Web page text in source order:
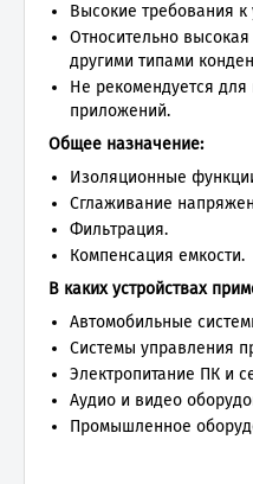
Высокие требования к
Относительно
другими типами
Не рекомендуется для
приложений.
Общее назначение:
Изоляционные
Сглаживание
Фильтрация.
Компенсация емкости.
В каких устройствах
Автомобильные
Системы управления
Электропитание ПК и
Аудио и видео
Промышленное